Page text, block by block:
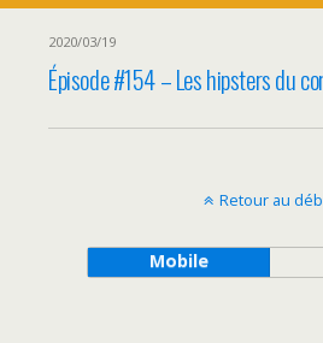
2020/03/19
Épisode #154 – Les hipsters du
Retour au
Mobile